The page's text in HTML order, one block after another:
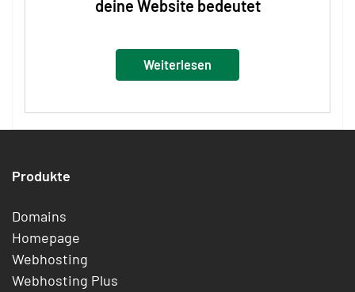
deine Website bedeutet
Weiterlesen
Produkte
Domains
Homepage
Webhosting
Webhosting Plus